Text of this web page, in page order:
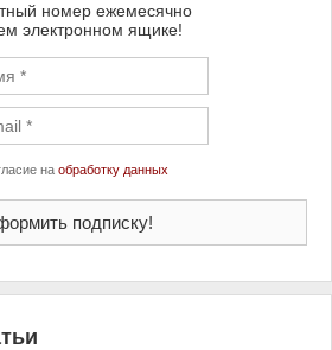
номер ежемесячно
электронном ящике!
на обработку данных